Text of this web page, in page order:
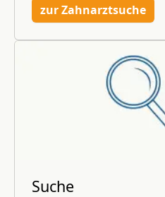
zur Zahnarztsuche
Suche